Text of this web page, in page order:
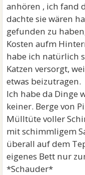
anhören , ich fand
dachte sie wären
gefunden zu
Kosten aufm
habe ich natürlich
Katzen versorgt,
etwas beizutragen.
Ich habe da Dinge
keiner. Berge von
Mülltüte voller
mit schimmligem
überall auf dem
eigenes Bett nur
*Schauder*